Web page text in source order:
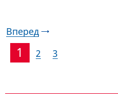
Вперед
1 2 3